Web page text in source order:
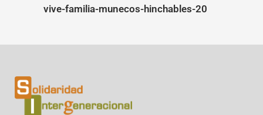
vive-familia-munecos-hinchables-20